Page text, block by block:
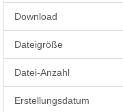
Download
Dateigröße
Datei-Anzahl
Erstellungsdatum